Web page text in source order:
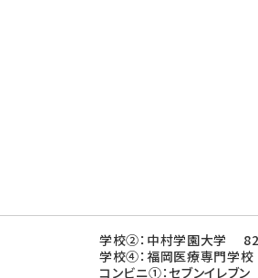
学校②：中村学園大学
学校④：福岡医療専門学
コンビニ①：セブンイレ